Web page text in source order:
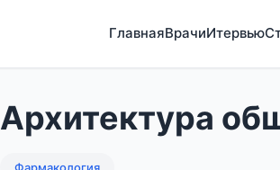
ГлавнаяВрачиИтервью
Архитектура